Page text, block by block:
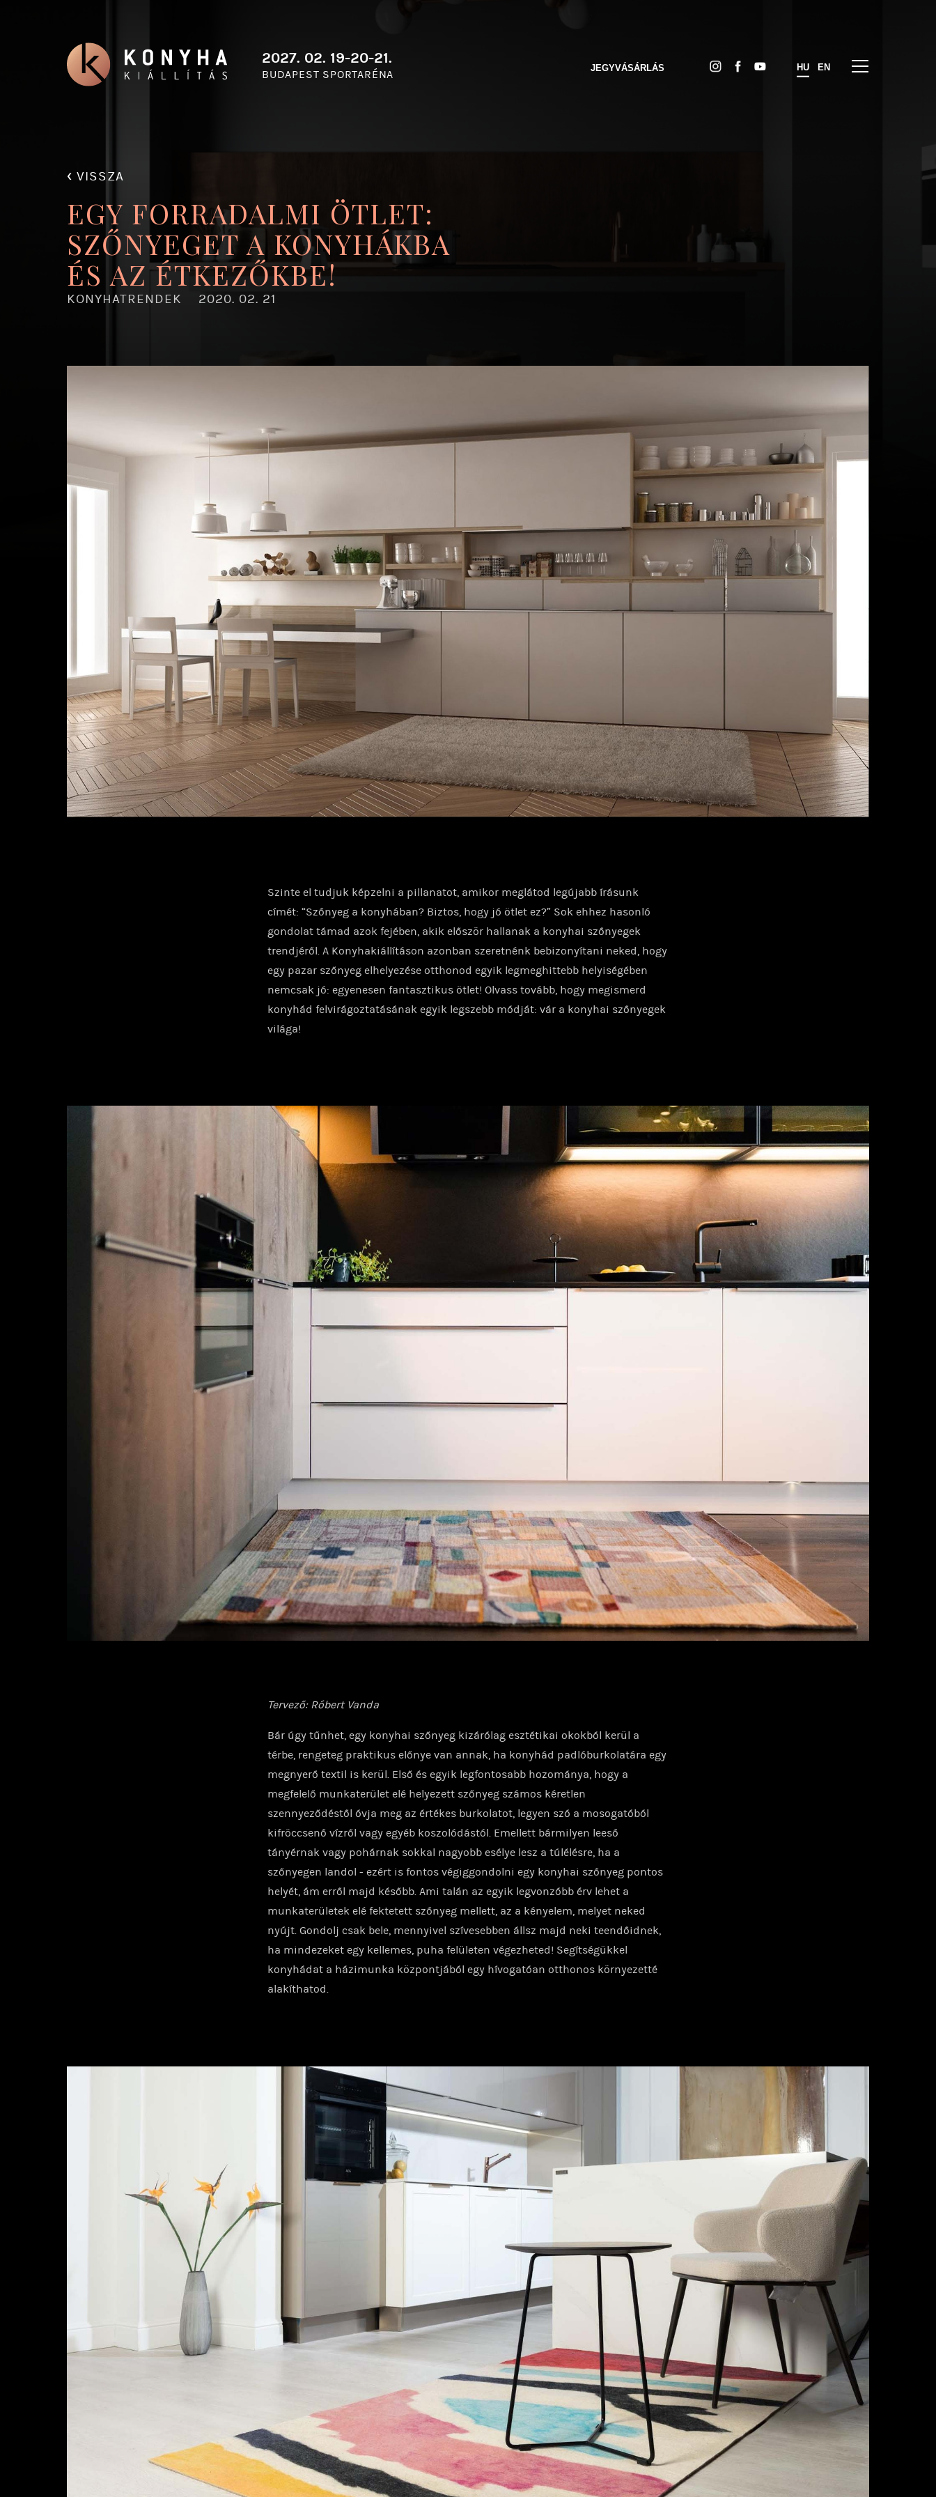
2027. 02. 19-20-21.
BUDAPEST SPORTARÉNA
JEGYVÁSÁRLÁS HU EN
‹ VISSZA
EGY FORRADALMI ÖTLET:
SZŐNYEGET A KONYHÁKBA
ÉS AZ ÉTKEZŐKBE!
KONYHATRENDEK 2020. 02. 21
Szinte el tudjuk képzelni a pillanatot, amikor meglátod legújabb írásunk
címét: “Szőnyeg a konyhában? Biztos, hogy jó ötlet ez?” Sok ehhez hasonló
gondolat támad azok fejében, akik először hallanak a konyhai szőnyegek
trendjéről. A Konyhakiállításon azonban szeretnénk bebizonyítani neked, hogy
egy pazar szőnyeg elhelyezése otthonod egyik legmeghittebb helyiségében
nemcsak jó: egyenesen fantasztikus ötlet! Olvass tovább, hogy megismerd
konyhád felvirágoztatásának egyik legszebb módját: vár a konyhai szőnyegek
világa!
Tervező: Róbert Vanda
Bár úgy tűnhet, egy konyhai szőnyeg kizárólag esztétikai okokból kerül a
térbe, rengeteg praktikus előnye van annak, ha konyhád padlóburkolatára egy
megnyerő textil is kerül. Első és egyik legfontosabb hozománya, hogy a
megfelelő munkaterület elé helyezett szőnyeg számos kéretlen
szennyeződéstől óvja meg az értékes burkolatot, legyen szó a mosogatóból
kifröccsenő vízről vagy egyéb koszolódástól. Emellett bármilyen leeső
tányérnak vagy pohárnak sokkal nagyobb esélye lesz a túlélésre, ha a
szőnyegen landol - ezért is fontos végiggondolni egy konyhai szőnyeg pontos
helyét, ám erről majd később. Ami talán az egyik legvonzóbb érv lehet a
munkaterületek elé fektetett szőnyeg mellett, az a kényelem, melyet neked
nyújt. Gondolj csak bele, mennyivel szívesebben állsz majd neki teendőidnek,
ha mindezeket egy kellemes, puha felületen végezheted! Segítségükkel
konyhádat a házimunka központjából egy hívogatóan otthonos környezetté
alakíthatod.